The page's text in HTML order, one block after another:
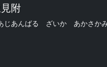
附
じあんばる ざいか あかさか